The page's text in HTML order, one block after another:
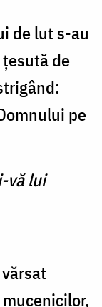
de lut s-au
de
pe
vă lui